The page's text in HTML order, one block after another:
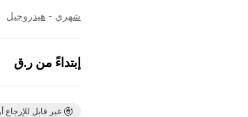
شهري - هيدروجيل
إبتداءً من ر.ق
غير قابل للإرجاع